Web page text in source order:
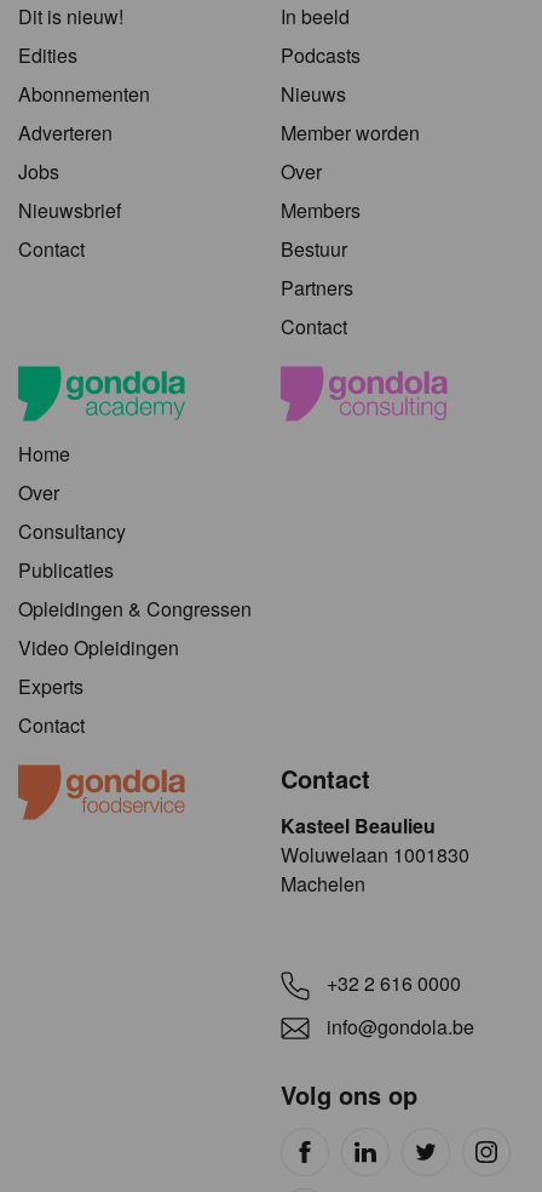
Dit is nieuw!
Edities
Abonnementen
Adverteren
Jobs
Nieuwsbrief
Contact
In beeld
Podcasts
Nieuws
Member worden
Over
Members
Bestuur
Partners
Contact
Home
Over
Consultancy
Publicaties
Opleidingen & Congressen
Video Opleidingen
Experts
Contact
Contact
Kasteel Beaulieu
​​​Woluwelaan 1001830
Machelen
+32 2 616 0000
info@gondola.be
Volg ons op